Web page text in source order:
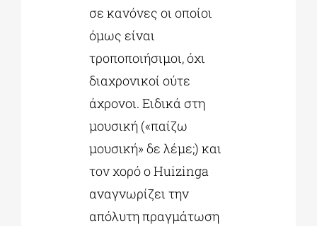
σε κανόνες οι οποίοι
όμως είναι
τροποποιήσιμοι, όχι
διαχρονικοί ούτε
άχρονοι. Ειδικά στη
μουσική («παίζω
μουσική» δε λέμε;) και
τον χορό ο Huizinga
αναγνωρίζει την
απόλυτη πραγμάτωση